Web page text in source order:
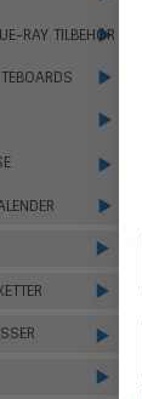
RAY TILBEHØR